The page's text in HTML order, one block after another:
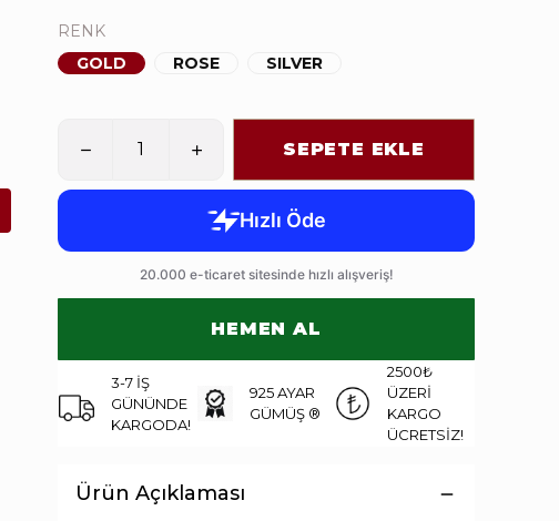
RENK
GOLD
ROSE SILVER
SEPETE EKLE
HEMEN AL
3-7 İŞ
GÜNÜNDE
KARGODA!
925 AYAR
GÜMÜŞ ®
2500₺
ÜZERİ
KARGO
ÜCRETSİZ!
Ürün Açıklaması